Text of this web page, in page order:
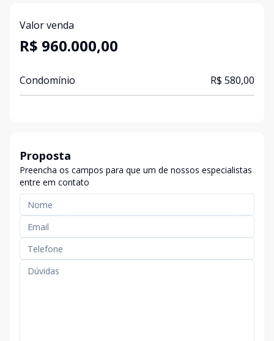
Valor venda
R$ 960.000,00
Condomínio R$ 580,00
Proposta
Preencha os campos para que um de nossos especialistas
entre em contato